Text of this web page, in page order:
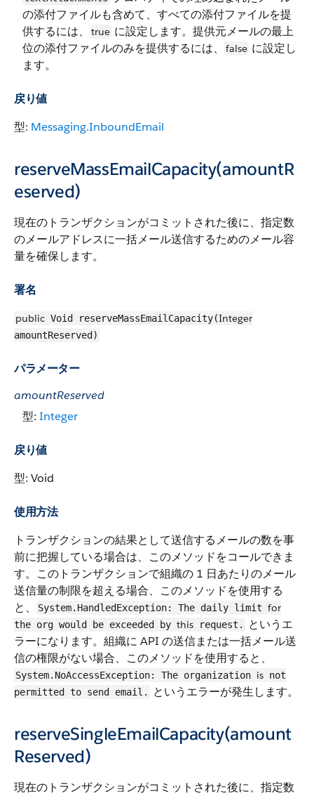
の添付ファイルも含めて、すべての添付ファイルを提
供するには、
true に設定します。提供元メールの最上
位の添付ファイルのみを提供するには、
false に設定し
ます。
戻り値
型: Messaging.InboundEmail
reserveMassEmailCapacity(amountR
eserved)
現在のトランザクションがコミットされた後に、指定数
のメールアドレスに一括メール送信するためのメール容
量を確保します。
署名
public Void reserveMassEmailCapacity(Integer
amountReserved)
パラメーター
amountReserved
型: Integer
戻り値
型: Void
使用方法
トランザクションの結果として送信するメールの数を事
前に把握している場合は、このメソッドをコールできま
す。このトランザクションで組織の 1 日あたりのメール
送信量の制限を超える場合、このメソッドを使用する
と、
System.HandledException: The daily limit for
the org would be exceeded by this request.
というエ
ラーになります。組織に API の送信または一括メール送
信の権限がない場合、このメソッドを使用すると、
System.NoAccessException: The organization is not
permitted to send email.
というエラーが発生します。
reserveSingleEmailCapacity(amount
Reserved)
現在のトランザクションがコミットされた後に、指定数